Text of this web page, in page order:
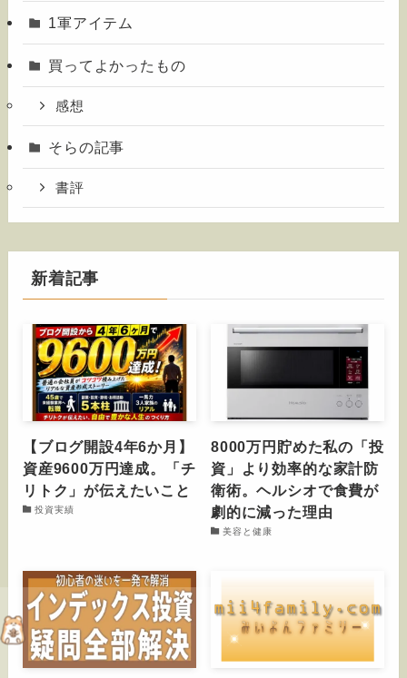
1軍アイテム
買ってよかったもの
感想
そらの記事
書評
新着記事
【ブログ開設4年6か月】
資産9600万円達成。「チ
リトク」が伝えたいこと
投資実績
8000万円貯めた私の「投
資」より効率的な家計防
衛術。ヘルシオで食費が
劇的に減った理由
美容と健康